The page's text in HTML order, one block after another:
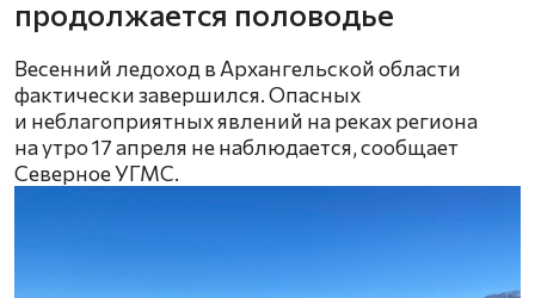
продолжается половодье
Весенний ледоход в Архангельской области
фактически завершился. Опасных
и неблагоприятных явлений на реках региона
на утро 17 апреля не наблюдается, сообщает
Северное УГМС.